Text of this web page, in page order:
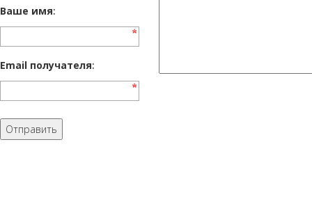
Ваше имя:
Email получателя: